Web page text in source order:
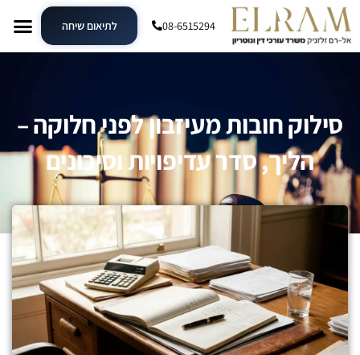
08-6515294 לתיאום שיחה
סילוק חובות מעיזבון לפני חלוקה –
הליך, סדר עדיפויות וסיכונים